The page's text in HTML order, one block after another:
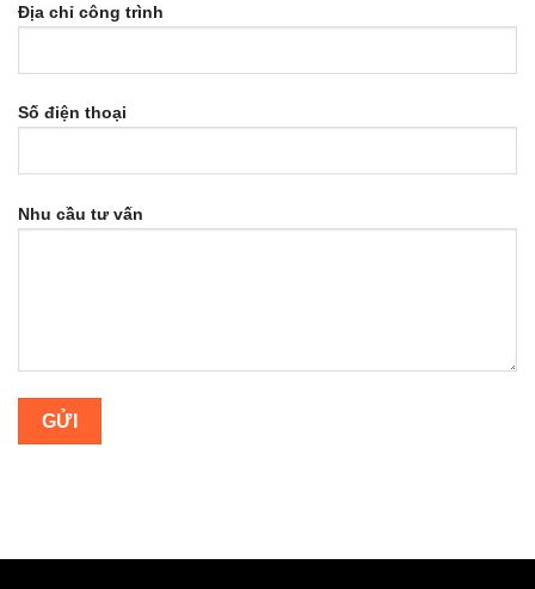
Địa chỉ công trình
Số điện thoại
Nhu cầu tư vấn